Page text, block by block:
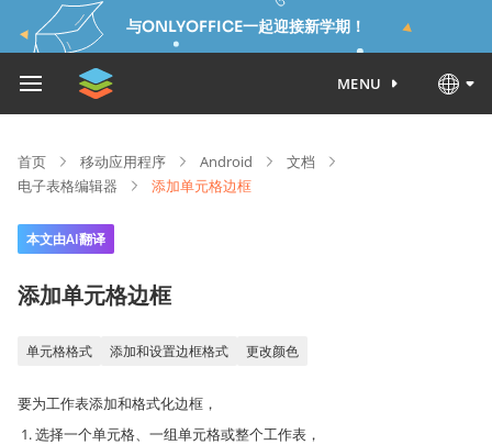
与ONLYOFFICE一起迎接新学期！
MENU
首页 移动应用程序 Android
文档
电子表格编辑器
添加单元格边框
本文由AI翻译
添加单元格边框
单元格格式 添加和设置边框格式 更改颜色
要为工作表添加和格式化边框，
选择一个单元格、一组单元格或整个工作表，